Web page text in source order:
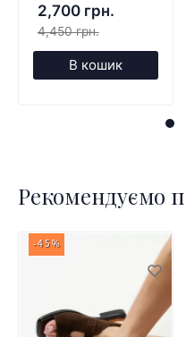
2,700 грн.
4,450 грн.
В кошик
Рекомендуємо
-45%